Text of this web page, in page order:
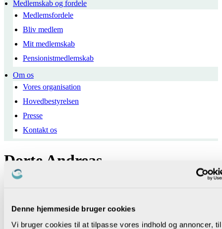
Denne hjemmeside bruger cookies
Vi bruger cookies til at tilpasse vores indhold og annoncer,
Medlemskab og fordele
Medlemsfordele
Bliv medlem
Mit medlemskab
Pensionistmedlemskab
Om os
Vores organisation
Hovedbestyrelsen
Presse
Kontakt os
Dorte Andreas